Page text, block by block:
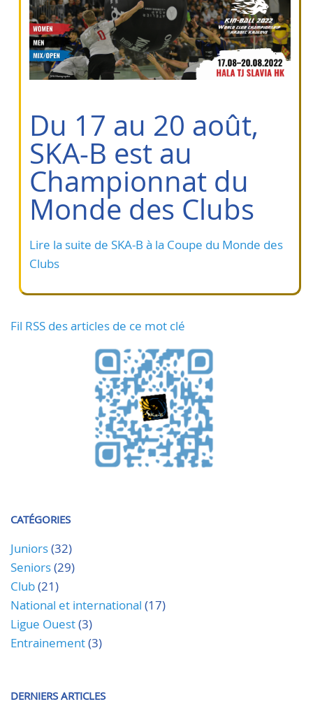
Du 17 au 20 août,
SKA-B est au
Championnat du
Monde des Clubs
Lire la suite de SKA-B à la Coupe du Monde des
Clubs
Fil RSS des articles de ce mot clé
CATÉGORIES
Juniors(32)
Seniors(29)
Club(21)
National et international (17)
Ligue Ouest(3)
Entrainement(3)
DERNIERS ARTICLES